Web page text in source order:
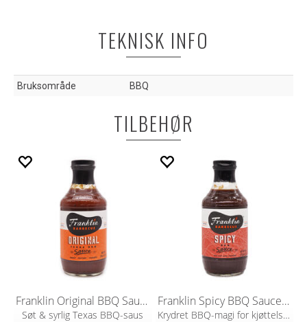
TEKNISK INFO
Bruksområde BBQ
TILBEHØR
Franklin Original BBQ Sauce 510g
Søt & syrlig Texas BBQ-saus
Franklin Spicy BBQ Sauce 510g
Krydret BBQ-magi for kjøttelskere